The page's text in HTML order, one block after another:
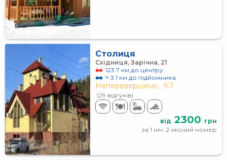
Столиця
Східниця, Зарічна, 21
123.7 км до центру
≈ 3.1 км до підйомника
Неперевершено, 9.7
(29 відгуків)
від 2300 грн
за 1 ніч, 2-місний номер